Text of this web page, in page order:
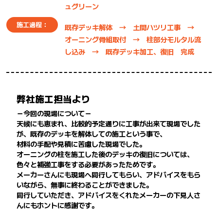
ュグリーン
施工過程：
既存デッキ解体 → 土間ハツリ工事 →
オーニング骨組取付 → 柱部分モルタル流
し込み → 既存デッキ加工、復旧 完成
弊社施工担当より
－今回の現場について－
天候にも恵まれ、比較的予定通りに工事が出来て現場でした
が、既存のデッキを解体しての施工という事で、
材料の手配や見積に苦慮した現場でした。
オーニングの柱を施工した後のデッキの復旧については、
色々と補強工事をする必要があったためです。
メーカーさんにも現場へ同行してもらい、アドバイスをもら
いながら、無事に終わることができました。
同行していただき、アドバイスをくれたメーカーの下見人さ
んにもホントに感謝です。